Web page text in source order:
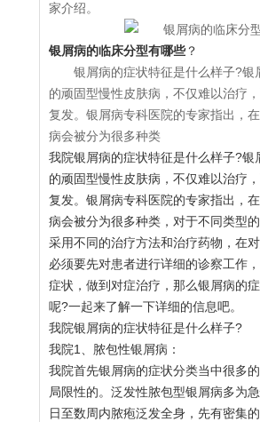
家介绍。
银屑病的临床分型有哪些？
银屑病的症状特征是什么样子?银
的顽固型慢性皮肤病，不仅难以治疗
复发。银屑病专科医院的专家指出，
病会被分为很多种类
我院银屑病的症状特征是什么样子?银
的顽固型慢性皮肤病，不仅难以治疗
复发。银屑病专科医院的专家指出，
病会被分为很多种类，对于不同类型
采用不同的治疗方法和治疗药物，在
必须要先对患者进行详细的诊察工作
症状，做到对症治疗，那么银屑病的
呢?一起来了解一下详细的信息吧。
我院银屑病的症状特征是什么样子?
我院1、脓包性银屑病：
我院首先银屑病的症状分类当中很多
局限性的。泛发性脓包型银屑病多为
日至数周内脓疱泛发全身，先有密集